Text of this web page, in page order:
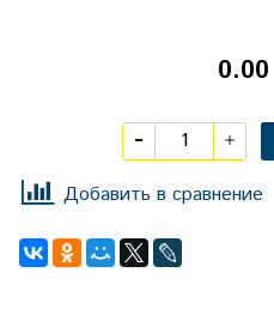
Добавить в сравнение